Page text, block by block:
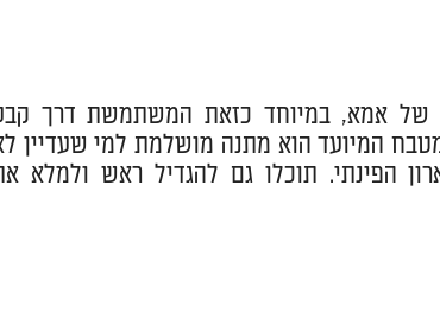
של אמא, במיוחד כזאת המשתמשת דרך
המיועד הוא מתנה מושלמת למי שעדיין
הפינתי. תוכלו גם להגדיל ראש ולמלא